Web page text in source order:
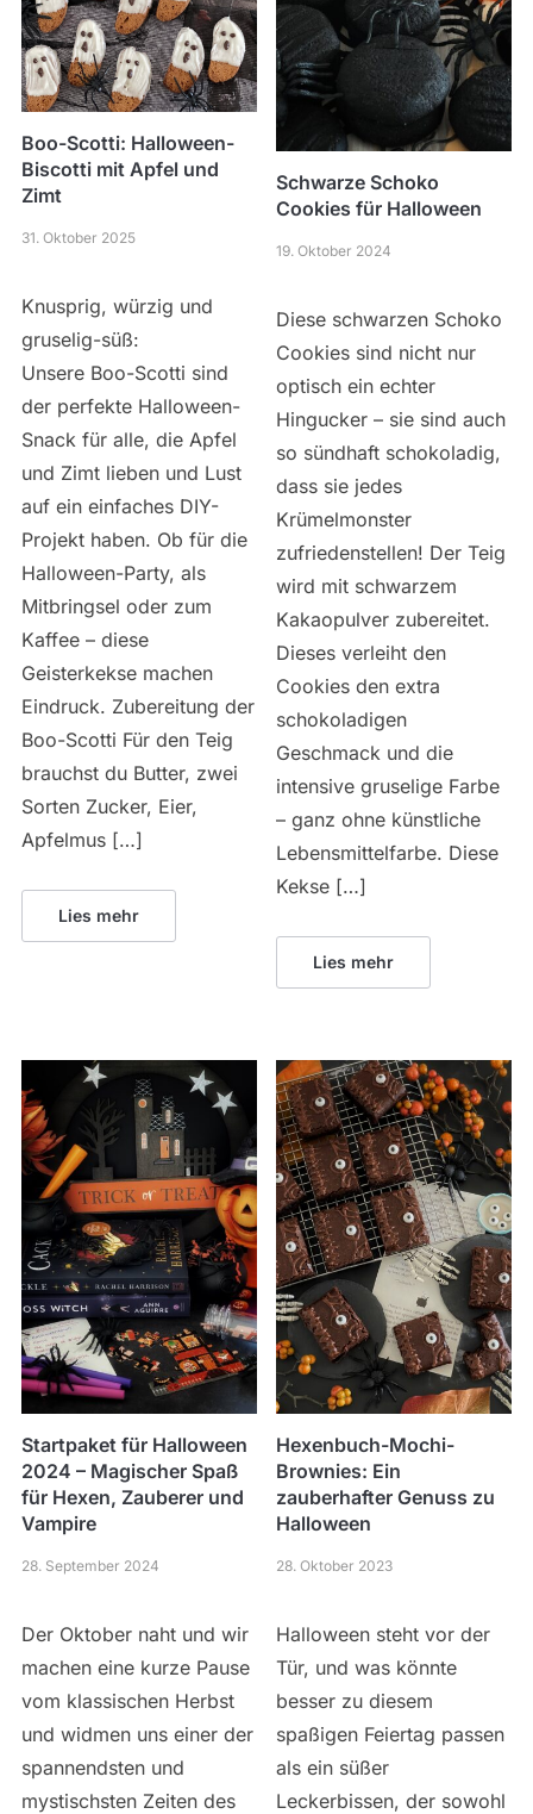
Boo-Scotti: Halloween-
Biscotti mit Apfel und
Zimt
31. Oktober 2025
Knusprig, würzig und
gruselig-süß:
Unsere Boo-Scotti sind
der perfekte Halloween-
Snack für alle, die Apfel
und Zimt lieben und Lust
auf ein einfaches DIY-
Projekt haben. Ob für die
Halloween-Party, als
Mitbringsel oder zum
Kaffee – diese
Geisterkekse machen
Eindruck. Zubereitung der
Boo-Scotti Für den Teig
brauchst du Butter, zwei
Sorten Zucker, Eier,
Apfelmus […]
Lies mehr
Schwarze Schoko
Cookies für Halloween
19. Oktober 2024
Diese schwarzen Schoko
Cookies sind nicht nur
optisch ein echter
Hingucker – sie sind auch
so sündhaft schokoladig,
dass sie jedes
Krümelmonster
zufriedenstellen! Der Teig
wird mit schwarzem
Kakaopulver zubereitet.
Dieses verleiht den
Cookies den extra
schokoladigen
Geschmack und die
intensive gruselige Farbe
– ganz ohne künstliche
Lebensmittelfarbe. Diese
Kekse […]
Lies mehr
Startpaket für Halloween
2024 – Magischer Spaß
für Hexen, Zauberer und
Vampire
28. September 2024
Der Oktober naht und wir
machen eine kurze Pause
vom klassischen Herbst
und widmen uns einer der
spannendsten und
mystischsten Zeiten des
Hexenbuch-Mochi-
Brownies: Ein
zauberhafter Genuss zu
Halloween
28. Oktober 2023
Halloween steht vor der
Tür, und was könnte
besser zu diesem
spaßigen Feiertag passen
als ein süßer
Leckerbissen, der sowohl